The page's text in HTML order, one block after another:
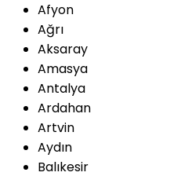
Afyon
Ağrı
Aksaray
Amasya
Antalya
Ardahan
Artvin
Aydın
Balıkesir